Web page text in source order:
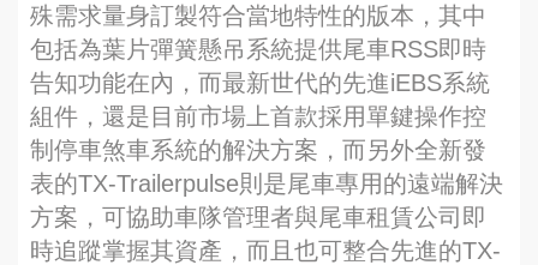
殊需求量身訂製符合當地特性的版本，其中
包括為葉片彈簧懸吊系統提供尾車RSS即時
告知功能在內，而最新世代的先進iEBS系統
組件，還是目前市場上首款採用單鍵操作控
制停車煞車系統的解決方案，而另外全新發
表的TX-Trailerpulse則是尾車專用的遠端解決
方案，可協助車隊管理者與尾車租賃公司即
時追蹤掌握其資產，而且也可整合先進的TX-